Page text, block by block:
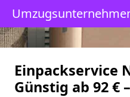
Einpackservice
Günstig ab 92 €